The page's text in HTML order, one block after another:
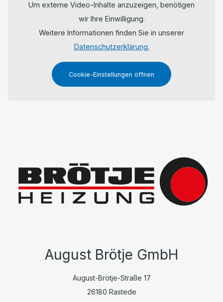
Um externe Video-Inhalte anzuzeigen, benötigen
wir Ihre Einwilligung.
Weitere Informationen finden Sie in unserer
Datenschutzerklärung.
Cookie-Einstellungen öffnen
August Brötje GmbH
August-Brötje-Straße 17
26180 Rastede